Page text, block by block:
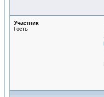
Участник
Гость